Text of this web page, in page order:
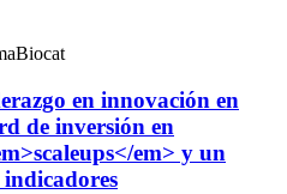
Biocat
en innovación en
de inversión en
em> y un